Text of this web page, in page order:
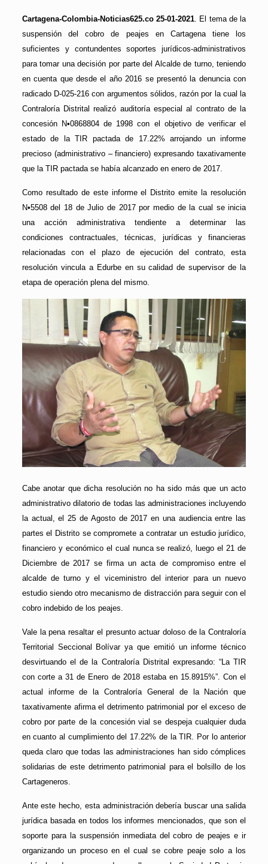
Cartagena-Colombia-Noticias625.co 25-01-2021 . El tema de la
suspensión del cobro de peajes en Cartagena tiene los
suficientes y contundentes soportes jurídicos-administrativos
para tomar una decisión por parte del Alcalde de turno, teniendo
en cuenta que desde el año 2016 se presentó la denuncia con
radicado D-025-216 con argumentos sólidos, razón por la cual la
Contraloría Distrital realizó auditoría especial al contrato de la
concesión N•0868804 de 1998 con el objetivo de verificar el
estado de la TIR pactada de 17.22% arrojando un informe
precioso (administrativo – financiero) expresando taxativamente
que la TIR pactada se había alcanzado en enero de 2017.
Como resultado de este informe el Distrito emite la resolución
N•5508 del 18 de Julio de 2017 por medio de la cual se inicia
una acción administrativa tendiente a determinar las
condiciones contractuales, técnicas, jurídicas y financieras
relacionadas con el plazo de ejecución del contrato, esta
resolución vincula a Edurbe en su calidad de supervisor de la
etapa de operación plena del mismo.
Cabe anotar que dicha resolución no ha sido más que un acto
administrativo dilatorio de todas las administraciones incluyendo
la actual, el 25 de Agosto de 2017 en una audiencia entre las
partes el Distrito se compromete a contratar un estudio jurídico,
financiero y económico el cual nunca se realizó, luego el 21 de
Diciembre de 2017 se firma un acta de compromiso entre el
alcalde de turno y el viceministro del interior para un nuevo
estudio siendo otro mecanismo de distracción para seguir con el
cobro indebido de los peajes.
Vale la pena resaltar el presunto actuar doloso de la Contraloría
Territorial Seccional Bolívar ya que emitió un informe técnico
desvirtuando el de la Contraloría Distrital expresando: “La TIR
con corte a 31 de Enero de 2018 estaba en 15.8915%”. Con el
actual informe de la Contraloría General de la Nación que
taxativamente afirma el detrimento patrimonial por el exceso de
cobro por parte de la concesión vial se despeja cualquier duda
en cuanto al cumplimiento del 17.22% de la TIR. Por lo anterior
queda claro que todas las administraciones han sido cómplices
solidarias de este detrimento patrimonial para el bolsillo de los
Cartageneros.
Ante este hecho, esta administración debería buscar una salida
jurídica basada en todos los informes mencionados, que son el
soporte para la suspensión inmediata del cobro de peajes e ir
organizando un proceso en el cual se cobre peaje solo a los